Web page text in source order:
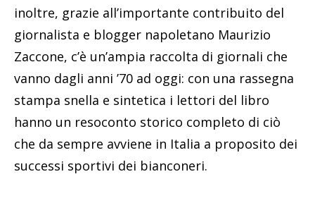
inoltre, grazie all’importante contribuito del
giornalista e blogger napoletano Maurizio
Zaccone, c’è un’ampia raccolta di giornali che
vanno dagli anni ’70 ad oggi: con una rassegna
stampa snella e sintetica i lettori del libro
hanno un resoconto storico completo di ciò
che da sempre avviene in Italia a proposito dei
successi sportivi dei bianconeri.